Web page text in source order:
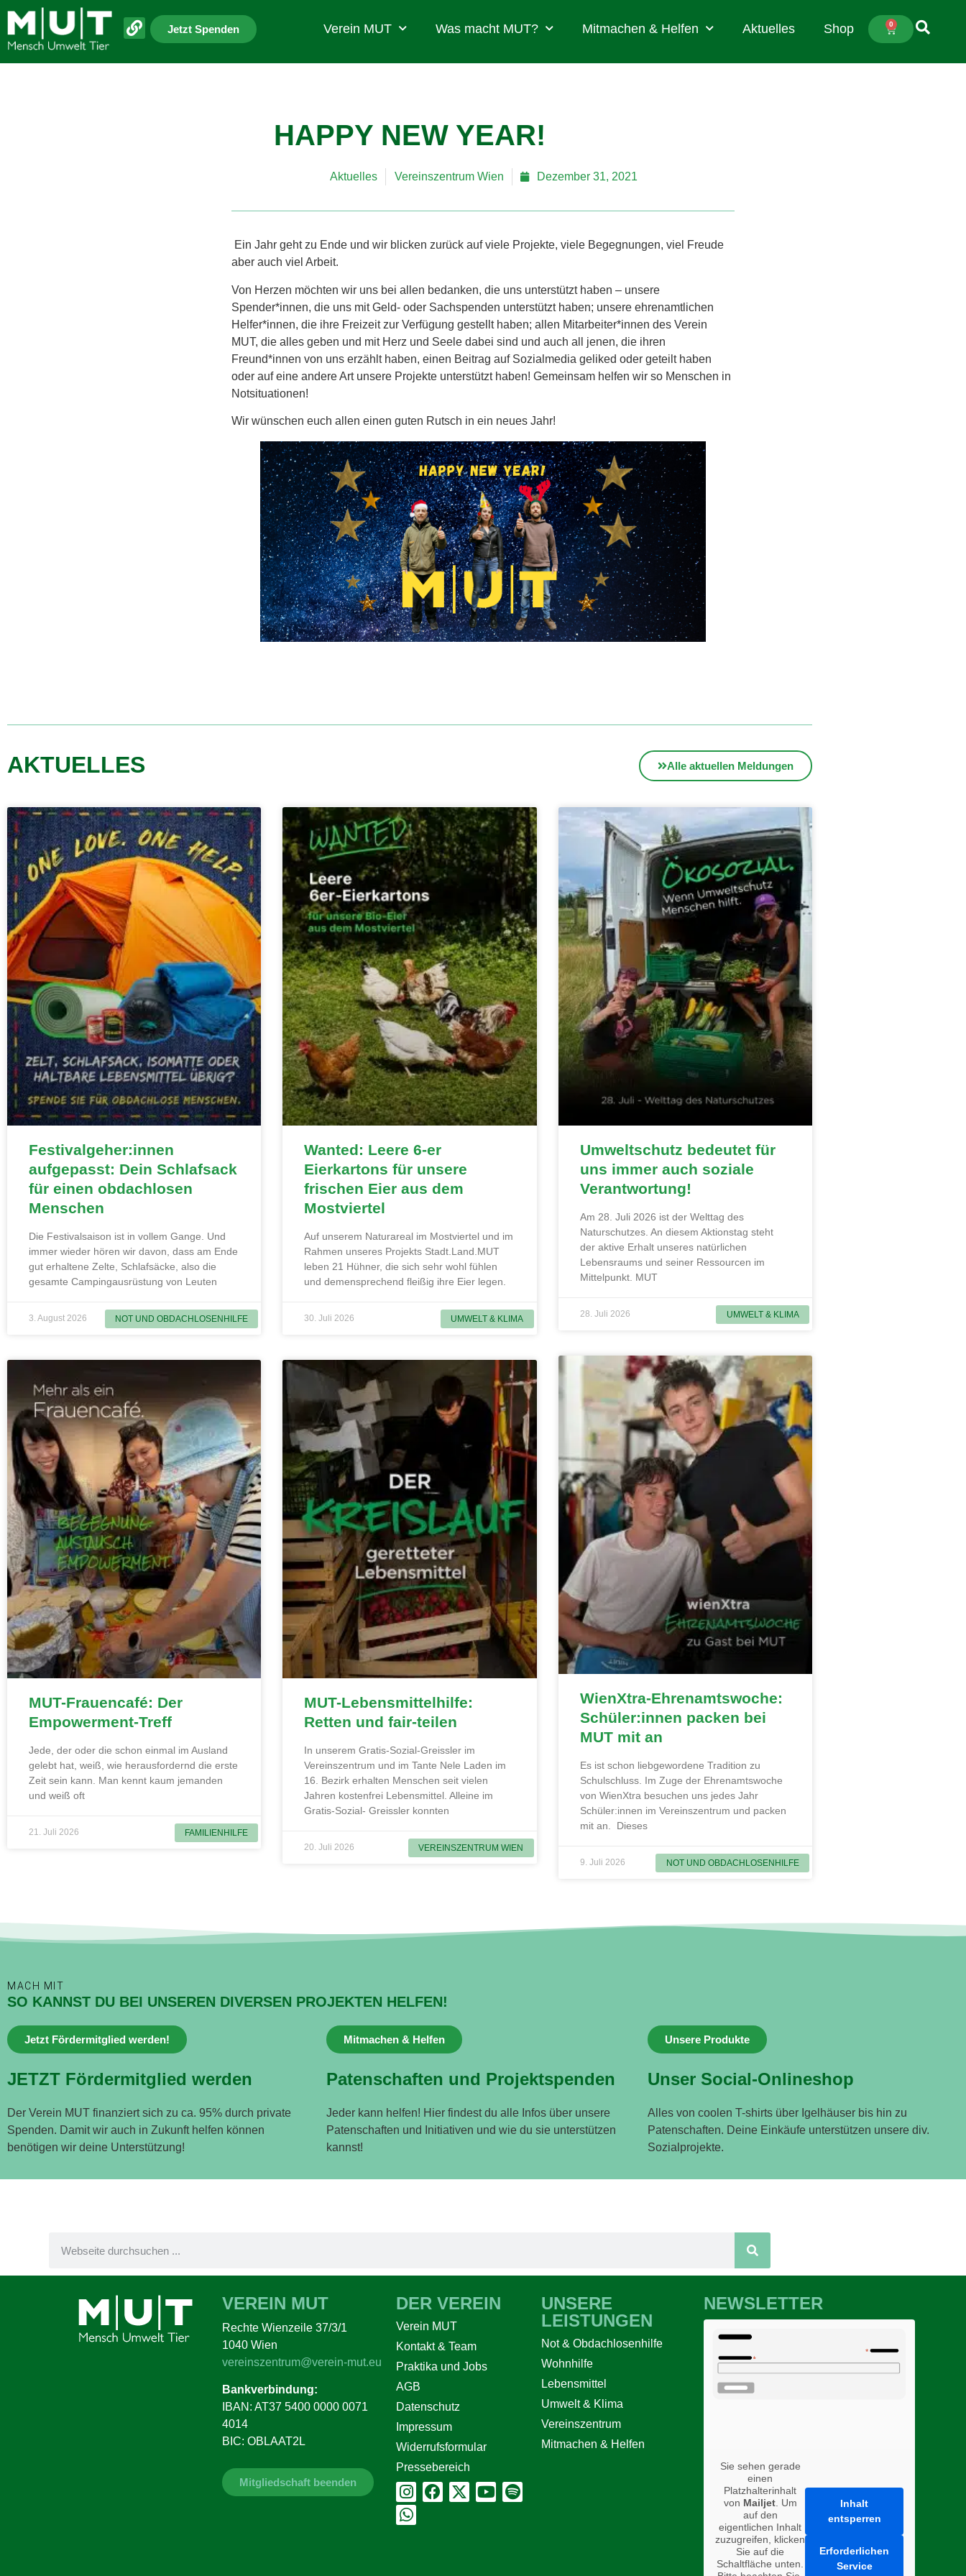
Jetzt Spenden Verein MUT Was macht MUT? Mitmachen & Helfen Aktuelles Shop 0
HAPPY NEW YEAR!
Aktuelles Vereinszentrum Wien Dezember 31, 2021
Ein Jahr geht zu Ende und wir blicken zurück auf viele Projekte, viele Begegnungen, viel Freude
aber auch viel Arbeit.
Von Herzen möchten wir uns bei allen bedanken, die uns unterstützt haben – unsere
Spender*innen, die uns mit Geld- oder Sachspenden unterstützt haben; unsere ehrenamtlichen
Helfer*innen, die ihre Freizeit zur Verfügung gestellt haben; allen Mitarbeiter*innen des Verein
MUT, die alles geben und mit Herz und Seele dabei sind und auch all jenen, die ihren
Freund*innen von uns erzählt haben, einen Beitrag auf Sozialmedia geliked oder geteilt haben
oder auf eine andere Art unsere Projekte unterstützt haben! Gemeinsam helfen wir so Menschen in
Notsituationen!
Wir wünschen euch allen einen guten Rutsch in ein neues Jahr!
AKTUELLES Alle aktuellen Meldungen
NOT UND OBDACHLOSENHILFE
Festivalgeher:innen
aufgepasst: Dein Schlafsack
für einen obdachlosen
Menschen
Die Festivalsaison ist in vollem Gange. Und
immer wieder hören wir davon, dass am Ende
gut erhaltene Zelte, Schlafsäcke, also die
gesamte Campingausrüstung von Leuten
3. August 2026 UMWELT & KLIMA
Wanted: Leere 6-er
Eierkartons für unsere
frischen Eier aus dem
Mostviertel
Auf unserem Naturareal im Mostviertel und im
Rahmen unseres Projekts Stadt.Land.MUT
leben 21 Hühner, die sich sehr wohl fühlen
und demensprechend fleißig ihre Eier legen.
30. Juli 2026 UMWELT & KLIMA
Umweltschutz bedeutet für
uns immer auch soziale
Verantwortung!
Am 28. Juli 2026 ist der Welttag des
Naturschutzes. An diesem Aktionstag steht
der aktive Erhalt unseres natürlichen
Lebensraums und seiner Ressourcen im
Mittelpunkt. MUT
28. Juli 2026
FAMILIENHILFE
MUT-Frauencafé: Der
Empowerment-Treff
Jede, der oder die schon einmal im Ausland
gelebt hat, weiß, wie herausfordernd die erste
Zeit sein kann. Man kennt kaum jemanden
und weiß oft
21. Juli 2026
VEREINSZENTRUM WIEN
MUT-Lebensmittelhilfe:
Retten und fair-teilen
In unserem Gratis-Sozial-Greissler im
Vereinszentrum und im Tante Nele Laden im
16. Bezirk erhalten Menschen seit vielen
Jahren kostenfrei Lebensmittel. Alleine im
Gratis-Sozial- Greissler konnten
20. Juli 2026
NOT UND OBDACHLOSENHILFE
WienXtra-Ehrenamtswoche:
Schüler:innen packen bei
MUT mit an
Es ist schon liebgewordene Tradition zu
Schulschluss. Im Zuge der Ehrenamtswoche
von WienXtra besuchen uns jedes Jahr
Schüler:innen im Vereinszentrum und packen
mit an. Dieses
9. Juli 2026
MACH MIT
SO KANNST DU BEI UNSEREN DIVERSEN PROJEKTEN HELFEN!
Jetzt Fördermitglied werden!
JETZT Fördermitglied werden
Der Verein MUT finanziert sich zu ca. 95% durch private
Spenden. Damit wir auch in Zukunft helfen können
benötigen wir deine Unterstützung!
Mitmachen & Helfen
Patenschaften und Projektspenden
Jeder kann helfen! Hier findest du alle Infos über unsere
Patenschaften und Initiativen und wie du sie unterstützen
kannst!
Unsere Produkte
Unser Social-Onlineshop
Alles von coolen T-shirts über Igelhäuser bis hin zu
Patenschaften. Deine Einkäufe unterstützen unsere div.
Sozialprojekte.
VEREIN MUT
Rechte Wienzeile 37/3/1
1040 Wien
vereinszentrum@verein-mut.eu
Bankverbindung:
IBAN: AT37 5400 0000 0071
4014
BIC: OBLAAT2L
Mitgliedschaft beenden
DER VEREIN
Verein MUT
Kontakt & Team
Praktika und Jobs
AGB
Datenschutz
Impressum
Widerrufsformular
Pressebereich
UNSERE
LEISTUNGEN
Not & Obdachlosenhilfe
Wohnhilfe
Lebensmittel
Umwelt & Klima
Vereinszentrum
Mitmachen & Helfen
NEWSLETTER
Sie sehen gerade
einen
Platzhalterinhalt
von Mailjet. Um
auf den
eigentlichen Inhalt
zuzugreifen, klicken
Sie auf die
Schaltfläche unten.
Inhalt
entsperren
Erforderlichen
Service